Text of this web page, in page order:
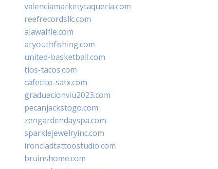
valenciamarketytaqueria.com
reefrecordsllc.com
alawaffle.com
aryouthfishing.com
united-basketball.com
tios-tacos.com
cafecito-satx.com
graduacionviu2023.com
pecanjackstogo.com
zengardendayspa.com
sparklejewelryinc.com
ironcladtattoostudio.com
bruinshome.com